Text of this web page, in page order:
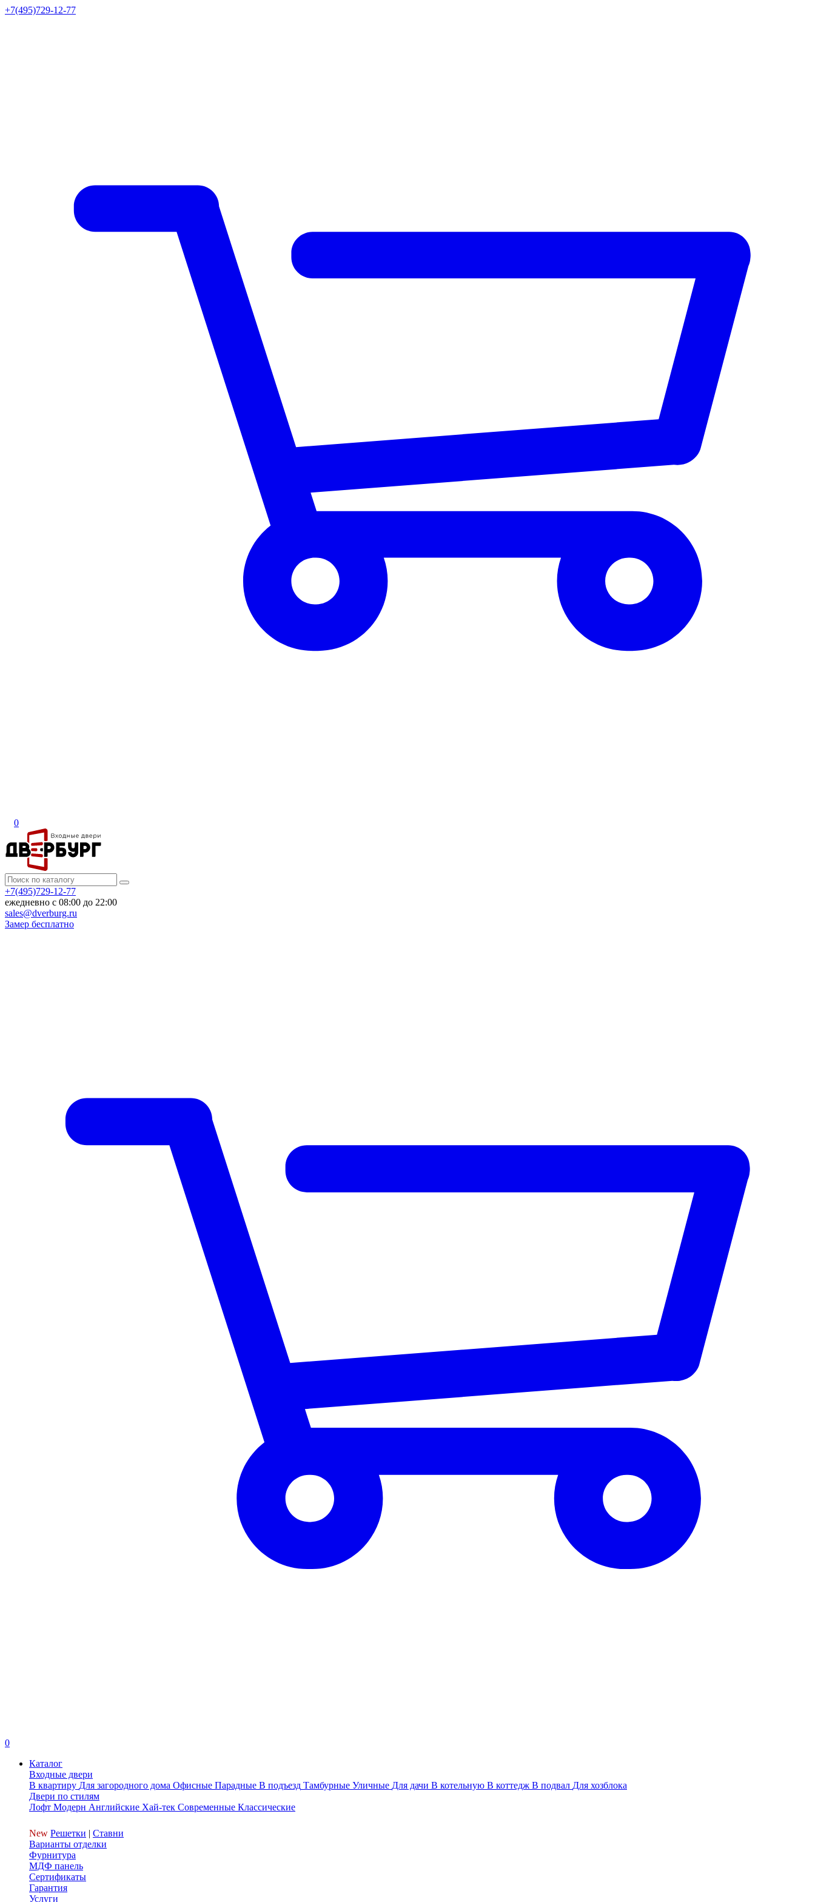
+7(495)729-12-77
0
+7(495)729-12-77
ежедневно с 08:00 до 22:00
sales@dverburg.ru
Замер бесплатно
0
Каталог
Входные двери
В квартиру Для загородного дома Офисные Парадные В подъезд Тамбурные Уличные Для дачи В котельную В коттедж В подвал Для хозблока
Двери по стилям
Лофт Модерн Английские Хай-тек Современные Классические
New Решетки | Ставни
Варианты отделки
Фурнитура
МДФ панель
Сертификаты
Гарантия
Услуги